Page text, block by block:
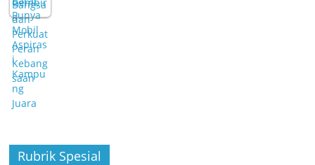
Rubrik Spesial